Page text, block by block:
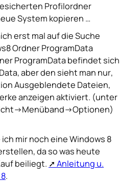
Profilordner
System kopieren …
erst mal auf die Suche
Ordner ProgramData
ProgramData befindet sich
aber den sieht man nur,
Ausgeblendete Dateien,
anzeigen aktiviert. (unter
>Menüband->Optionen)
mir noch eine Windows 8
da so was heute
beiliegt.
Anleitung u.
.